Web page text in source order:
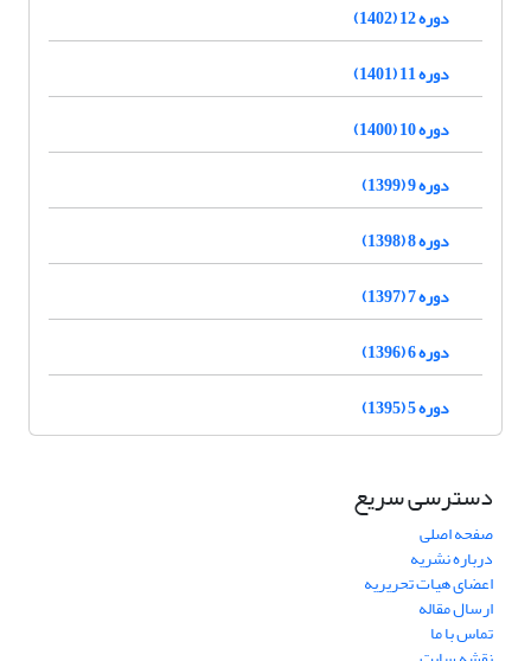
دوره 12 (1402)
دوره 11 (1401)
دوره 10 (1400)
دوره 9 (1399)
دوره 8 (1398)
دوره 7 (1397)
دوره 6 (1396)
دوره 5 (1395)
دسترسی سریع
صفحه اصلی
درباره نشریه
اعضای هیات تحریریه
ارسال مقاله
تماس با ما